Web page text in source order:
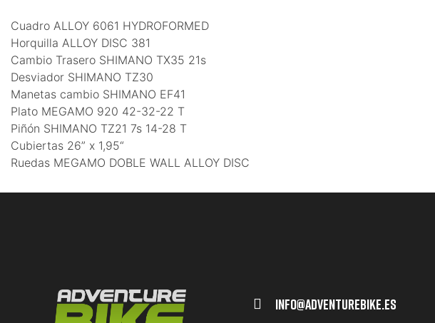
Cuadro ALLOY 6061 HYDROFORMED
Horquilla ALLOY DISC 381
Cambio Trasero SHIMANO TX35 21s
Desviador SHIMANO TZ30
Manetas cambio SHIMANO EF41
Plato MEGAMO 920 42-32-22 T
Piñón SHIMANO TZ21 7s 14-28 T
Cubiertas 26” x 1,95“
Ruedas MEGAMO DOBLE WALL ALLOY DISC
Info@adventurebike.es